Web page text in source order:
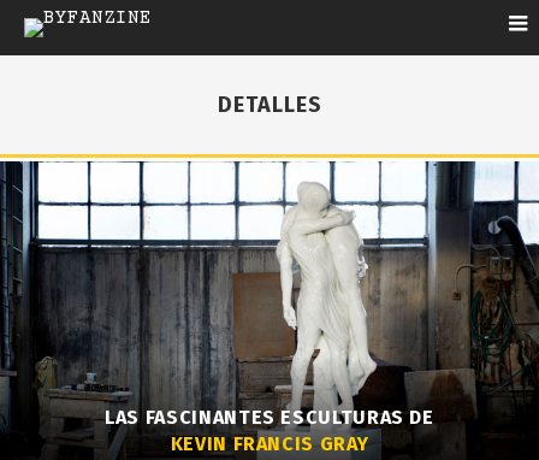
DETALLES
LAS FASCINANTES ESCULTURAS DE
KEVIN FRANCIS GRAY